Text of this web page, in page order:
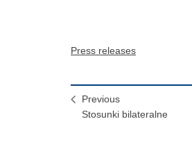
Press releases
Previous
Stosunki bilateralne